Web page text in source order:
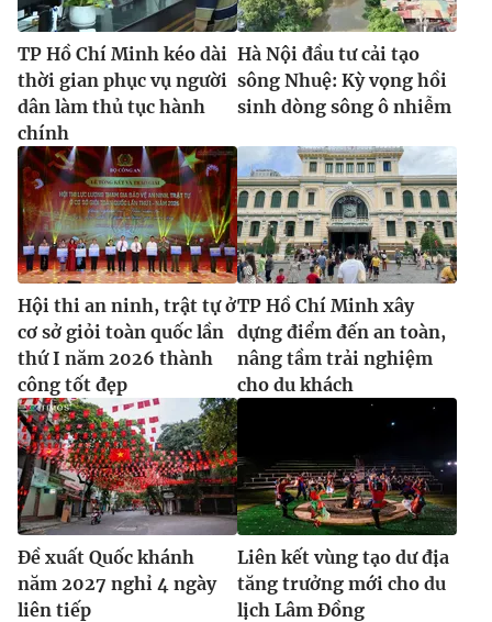
TP Hồ Chí Minh kéo dài
thời gian phục vụ người
dân làm thủ tục hành
chính
Hà Nội đầu tư cải tạo
sông Nhuệ: Kỳ vọng hồi
sinh dòng sông ô nhiễm
Hội thi an ninh, trật tự ở
cơ sở giỏi toàn quốc lần
thứ I năm 2026 thành
công tốt đẹp
TP Hồ Chí Minh xây
dựng điểm đến an toàn,
nâng tầm trải nghiệm
cho du khách
Đề xuất Quốc khánh
năm 2027 nghỉ 4 ngày
liên tiếp
Liên kết vùng tạo dư địa
tăng trưởng mới cho du
lịch Lâm Đồng